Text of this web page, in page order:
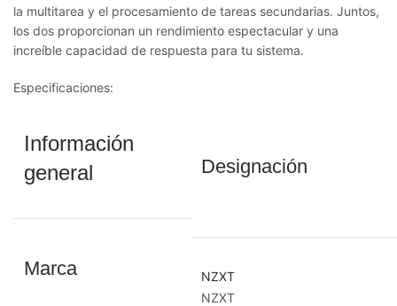
la multitarea y el procesamiento de tareas secundarias. Juntos,
los dos proporcionan un rendimiento espectacular y una
increíble capacidad de respuesta para tu sistema.
Especificaciones:
Información
general
Designación
Marca
NZXT
NZXT